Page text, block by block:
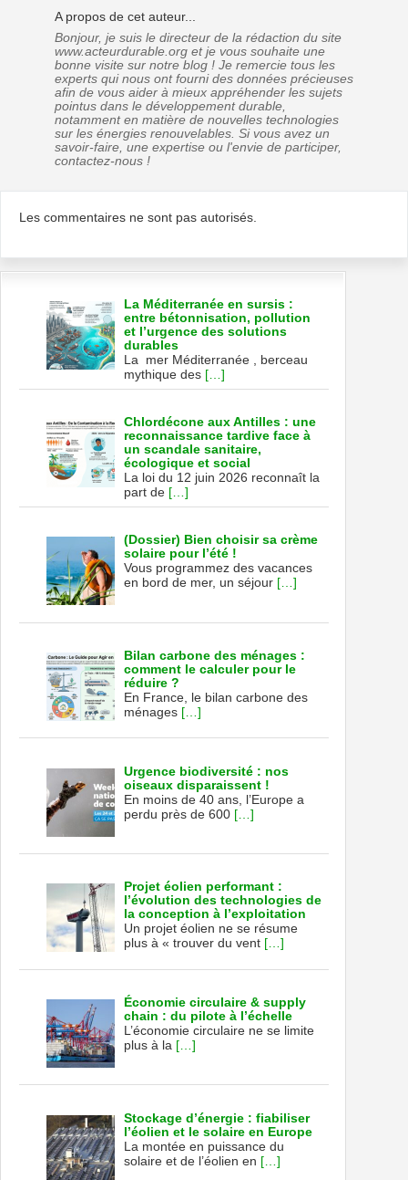
A propos de cet auteur...
Bonjour, je suis le directeur de la rédaction du site
www.acteurdurable.org et je vous souhaite une
bonne visite sur notre blog ! Je remercie tous les
experts qui nous ont fourni des données précieuses
afin de vous aider à mieux appréhender les sujets
pointus dans le développement durable,
notamment en matière de nouvelles technologies
sur les énergies renouvelables. Si vous avez un
savoir-faire, une expertise ou l'envie de participer,
contactez-nous !
Les commentaires ne sont pas autorisés.
La Méditerranée en sursis :
entre bétonnisation, pollution
et l’urgence des solutions
durables
La mer Méditerranée , berceau
mythique des […]
Chlordécone aux Antilles : une
reconnaissance tardive face à
un scandale sanitaire,
écologique et social
La loi du 12 juin 2026 reconnaît la
part de […]
(Dossier) Bien choisir sa crème
solaire pour l’été !
Vous programmez des vacances
en bord de mer, un séjour […]
Bilan carbone des ménages :
comment le calculer pour le
réduire ?
En France, le bilan carbone des
ménages […]
Urgence biodiversité : nos
oiseaux disparaissent !
En moins de 40 ans, l’Europe a
perdu près de 600 […]
Projet éolien performant :
l’évolution des technologies de
la conception à l’exploitation
Un projet éolien ne se résume
plus à « trouver du vent […]
Économie circulaire & supply
chain : du pilote à l’échelle
L’économie circulaire ne se limite
plus à la […]
Stockage d’énergie : fiabiliser
l’éolien et le solaire en Europe
La montée en puissance du
solaire et de l’éolien en […]